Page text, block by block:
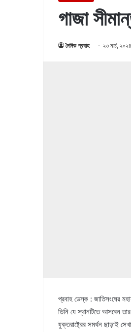
গাজা
দৈনিক প্রবাহ ২৩ মার্চ, ২০২৪
প্রবাহ ডেস্ক : জাতিসংঘের
তিনি যে স্থানটিতে আসবেন
যুক্তরাষ্ট্রের সমর্থন ছাড়াই